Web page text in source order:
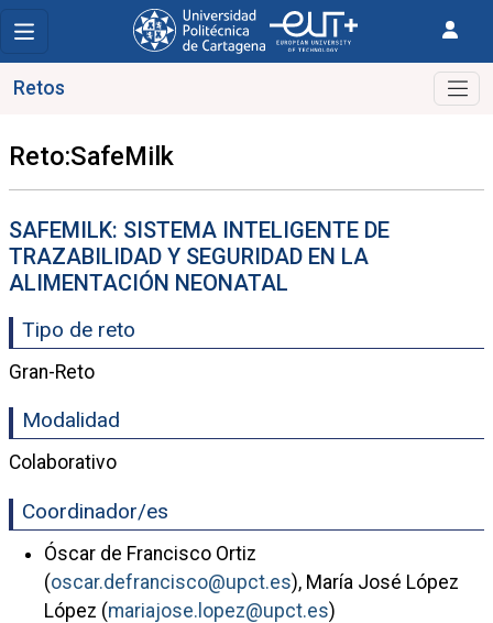
Retos
Reto:SafeMilk
SAFEMILK: SISTEMA INTELIGENTE DE
TRAZABILIDAD Y SEGURIDAD EN LA
ALIMENTACIÓN NEONATAL
Tipo de reto
Gran-Reto
Modalidad
Colaborativo
Coordinador/es
Óscar de Francisco Ortiz
(oscar.defrancisco@upct.es), María José López
López (mariajose.lopez@upct.es)